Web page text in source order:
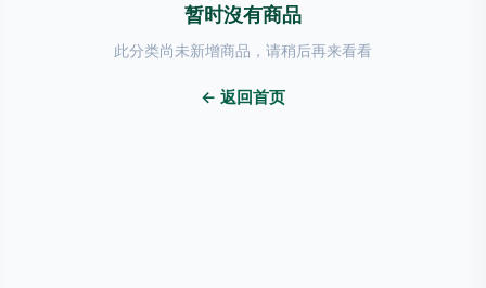
暂时沒有商品
此分类尚未新增商品，请稍后再来看看
← 返回首页